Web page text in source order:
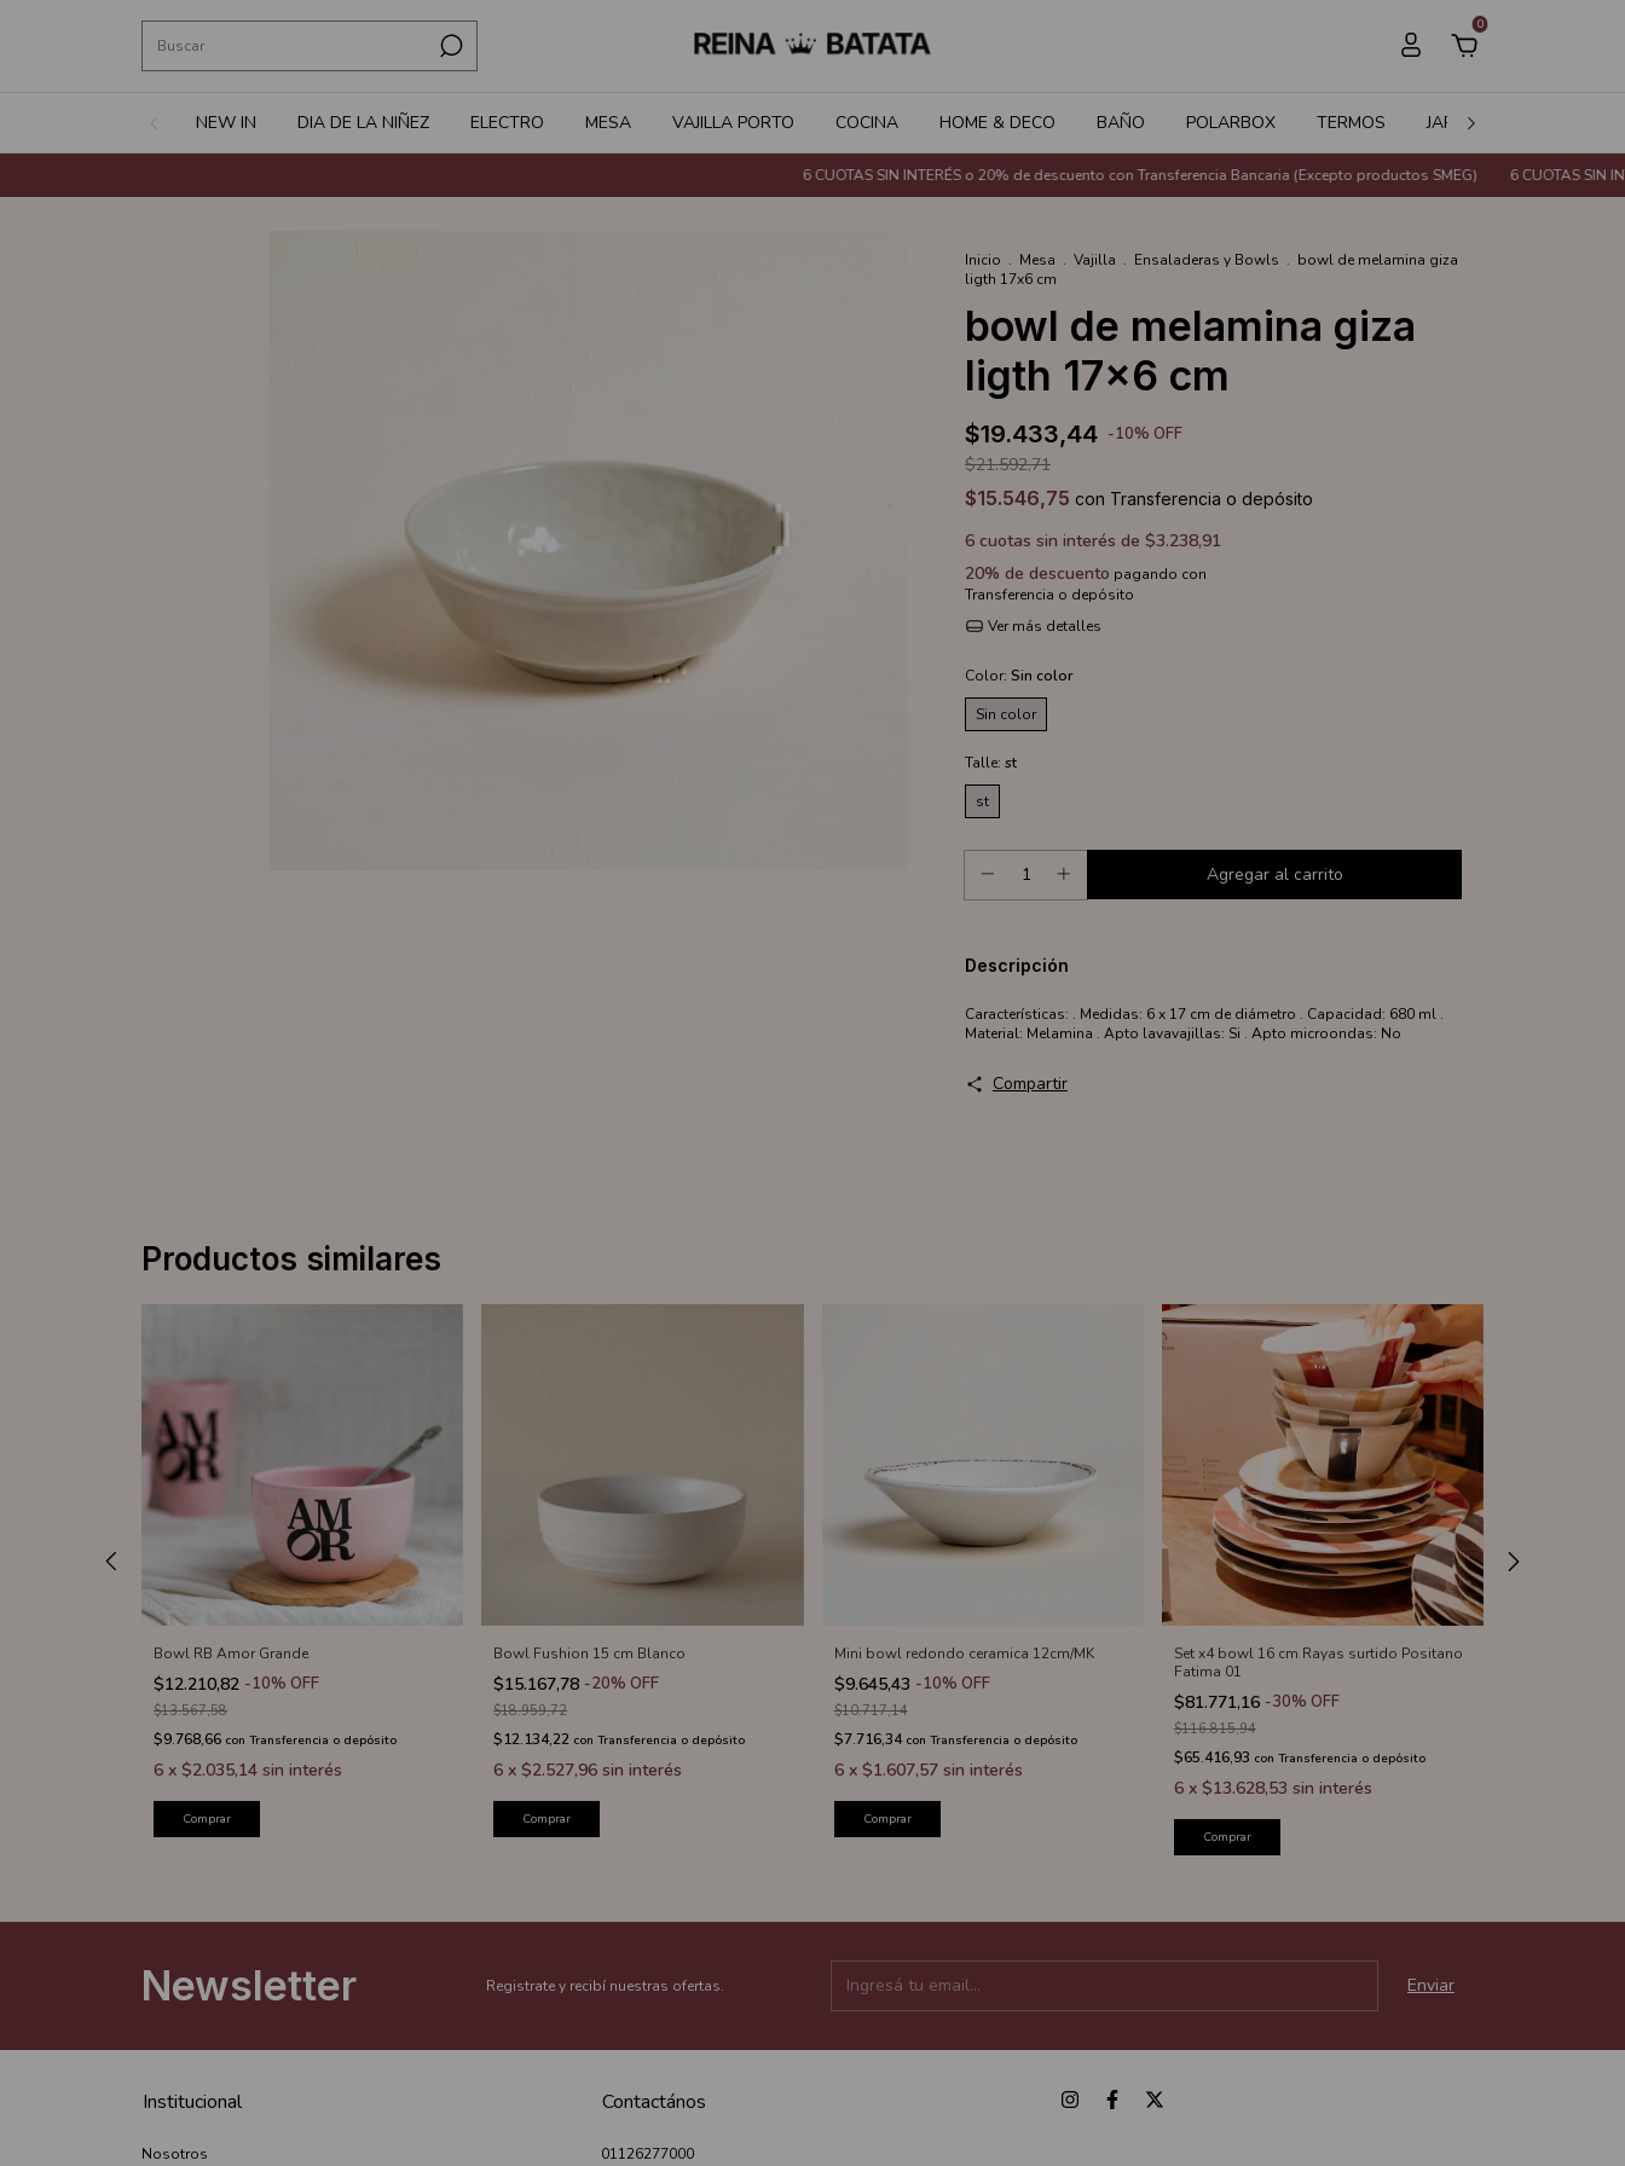
0
NEW IN DIA DE LA NIÑEZ ELECTRO MESA VAJILLA PORTO COCINA HOME & DECO BAÑO POLARBOX TERMOS JARDÍN
6 CUOTAS SIN INTERÉS o 20% de descuento con Transferencia Bancaria (Excepto productos SMEG) 6 CUOTAS SIN
Inicio . Mesa . Vajilla . Ensaladeras y Bowls . bowl de melamina giza
ligth 17x6 cm
bowl de melamina giza
ligth 17x6 cm
$19.433,44 -10% OFF
$21.592,71
$15.546,75 con Transferencia o depósito
6 cuotas sin interés de $3.238,91
20% de descuento pagando con
Transferencia o depósito
Ver más detalles
Color: Sin color
Sin color
Talle: st
st
Descripción
Características: . Medidas: 6 x 17 cm de diámetro . Capacidad: 680 ml .
Material: Melamina . Apto lavavajillas: Si . Apto microondas: No
Compartir
Productos similares
Bowl RB Amor Grande
$12.210,82 -10% OFF
$13.567,58
$9.768,66 con Transferencia o depósito
6 x $2.035,14 sin interés
Comprar
Bowl Fushion 15 cm Blanco
$15.167,78 -20%OFF
$18.959,72
$12.134,22 con Transferencia o depósito
6 x$2.527,96 sin interés
Comprar
Mini bowl redondo ceramica 12cm/MK
$9.645,43 -10% OFF
$10.717,14
$7.716,34 con Transferencia o depósito
6 x $1.607,57 sin interés
Comprar
Set x4 bowl 16 cm Rayas surtido Positano
Fatima 01
$81.771,16 -30% OFF
$116.815,94
$65.416,93 con Transferencia o depósito
6 x $13.628,53 sin interés
Comprar
Newsletter Registrate y recibí nuestras ofertas.
Institucional
Nosotros
Contactános
01126277000